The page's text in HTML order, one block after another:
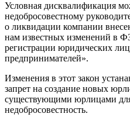
Условная дисквалификация
недобросовестному
о ликвидации компании
нам известных изменений в
регистрации юридических
предпринимателей».
Изменения в этот закон
запрет на создание новых
существующими юрлицами
недобросовестность.